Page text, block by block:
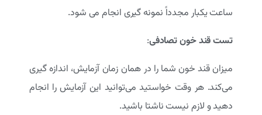
ساعت یکبار مجدداً نمونه گیری انجام می شود.
تست قند خون تصادفی:
میزان قند خون شما را در همان زمان آزمایش، اندازه گیری
می‌کند. هر وقت خواستید می‌توانید این آزمایش را انجام
دهید و لازم نیست ناشتا باشید.